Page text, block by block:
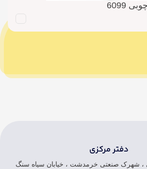
6099
دفتر مرکزی
، شهرک صنعتی خرمدشت ، خیابان سیاه سنگ